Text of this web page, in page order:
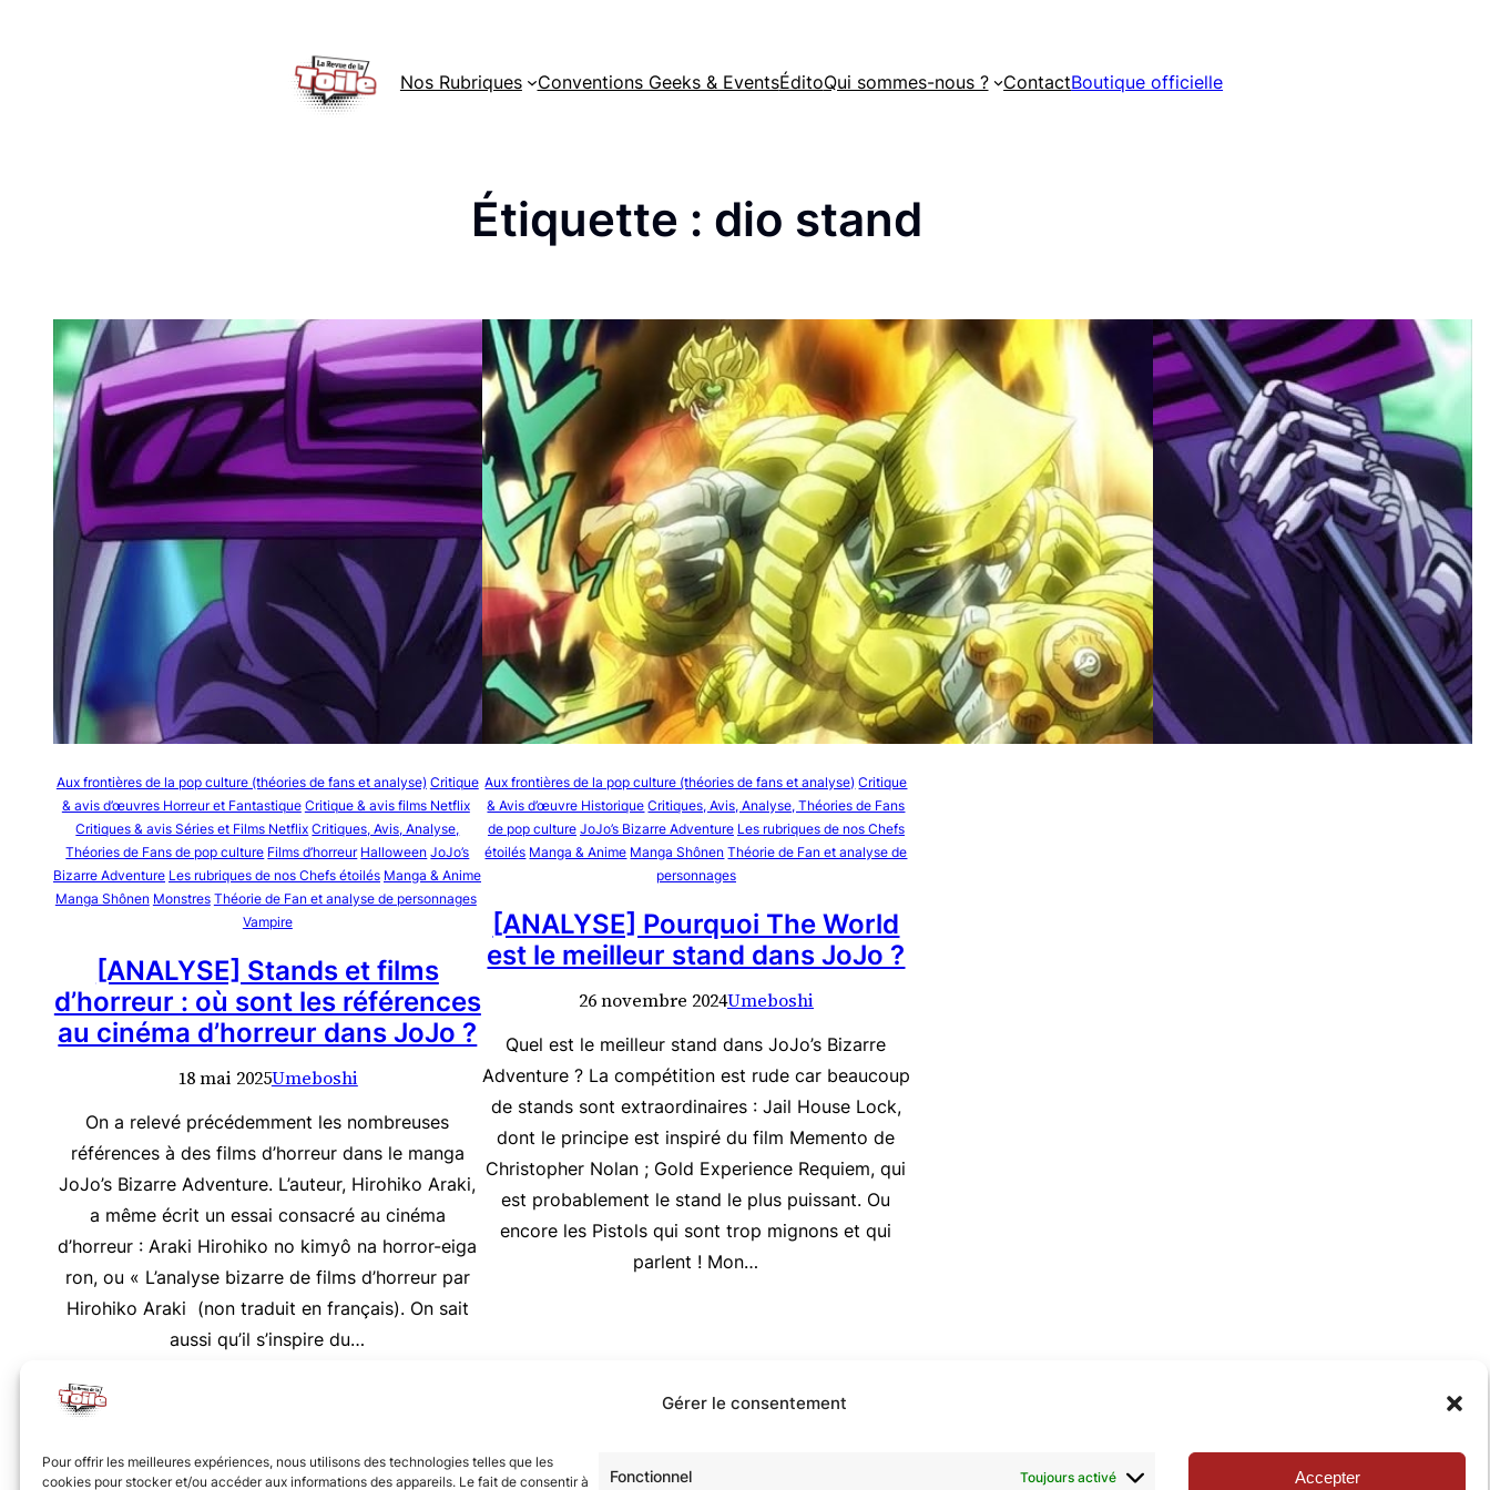
Gérer le consentement
Pour offrir les meilleures expériences, nous utilisons des technologies telles que les
cookies pour stocker et/ou accéder aux informations des appareils. Le fait de consentir à
Fonctionnel Toujours activé Accepter
Nos Rubriques Conventions Geeks & EventsÉditoQui sommes-nous ? ContactBoutique officielle
Étiquette : dio stand
Aux frontières de la pop culture (théories de fans et analyse) Critique
& avis d’œuvres Horreur et Fantastique Critique & avis films Netflix
Critiques & avis Séries et Films Netflix Critiques, Avis, Analyse,
Théories de Fans de pop culture Films d’horreur Halloween JoJo’s
Bizarre Adventure Les rubriques de nos Chefs étoilés Manga & Anime
Manga Shônen Monstres Théorie de Fan et analyse de personnages
Vampire
[ANALYSE] Stands et films
d’horreur : où sont les références
au cinéma d’horreur dans JoJo ?
18 mai 2025Umeboshi
On a relevé précédemment les nombreuses
références à des films d’horreur dans le manga
JoJo’s Bizarre Adventure. L’auteur, Hirohiko Araki,
a même écrit un essai consacré au cinéma
d’horreur : Araki Hirohiko no kimyô na horror-eiga
ron, ou « L’analyse bizarre de films d’horreur par
Hirohiko Araki (non traduit en français). On sait
aussi qu’il s’inspire du…
Aux frontières de la pop culture (théories de fans et analyse) Critique
& Avis d’œuvre Historique Critiques, Avis, Analyse, Théories de Fans
de pop culture JoJo’s Bizarre Adventure Les rubriques de nos Chefs
étoilés Manga & Anime Manga Shônen Théorie de Fan et analyse de
personnages
[ANALYSE] Pourquoi The World
est le meilleur stand dans JoJo ?
26 novembre 2024Umeboshi
Quel est le meilleur stand dans JoJo’s Bizarre
Adventure ? La compétition est rude car beaucoup
de stands sont extraordinaires : Jail House Lock,
dont le principe est inspiré du film Memento de
Christopher Nolan ; Gold Experience Requiem, qui
est probablement le stand le plus puissant. Ou
encore les Pistols qui sont trop mignons et qui
parlent ! Mon…
Nous vous invitons à rejoindre la communauté des étoilé·e·s en participant à notre groupe Facebook
. N’hésitez pas à nous suivre